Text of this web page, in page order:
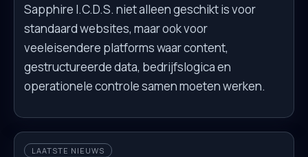
Sapphire I.C.D.S. niet alleen geschikt is voor
standaard websites, maar ook voor
veeleisendere platforms waar content,
gestructureerde data, bedrijfslogica en
operationele controle samen moeten werken.
LAATSTE NIEUWS